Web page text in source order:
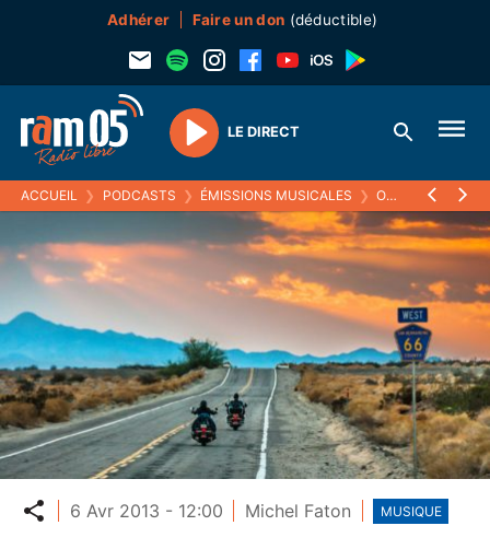
Adhérer Faire un don (déductible)
Play
LE DIRECT
ACCUEIL ❯ PODCASTS ❯ ÉMISSIONS MUSICALES ❯ ON THE MAINLINES
Partager
6 Avr 2013 - 12:00 Michel Faton MUSIQUE